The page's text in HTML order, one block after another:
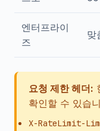
엔터프라이
즈
맞
요청 제한 헤더:
확인할 수 있습
X-RateLimit-